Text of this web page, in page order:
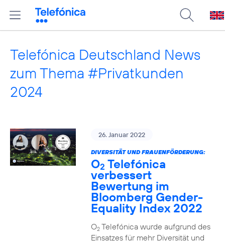
Telefónica Deutschland News
zum Thema #Privatkunden
2024
26. Januar 2022
DIVERSITÄT UND FRAUENFÖRDERUNG:
O2 Telefónica
verbessert
Bewertung im
Bloomberg Gender-
Equality Index 2022
O2Telefónica wurde aufgrund des
Einsatzes für mehr Diversität und